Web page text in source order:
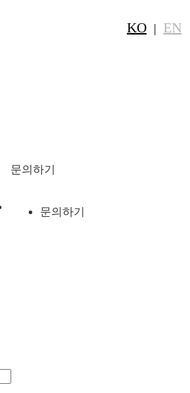
KO EN
문의하기
문의하기